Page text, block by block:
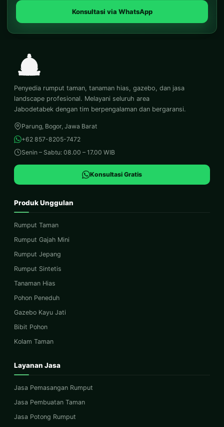
Konsultasi via WhatsApp
Penyedia rumput taman, tanaman hias, gazebo, dan jasa
landscape profesional. Melayani seluruh area
Jabodetabek dengan tim berpengalaman dan bergaransi.
Parung, Bogor, Jawa Barat
+62 857-8205-7472
Senin – Sabtu: 08.00 – 17.00 WIB
Konsultasi Gratis
Produk Unggulan
Rumput Taman
Rumput Gajah Mini
Rumput Jepang
Rumput Sintetis
Tanaman Hias
Pohon Peneduh
Gazebo Kayu Jati
Bibit Pohon
Kolam Taman
Layanan Jasa
Jasa Pemasangan Rumput
Jasa Pembuatan Taman
Jasa Potong Rumput